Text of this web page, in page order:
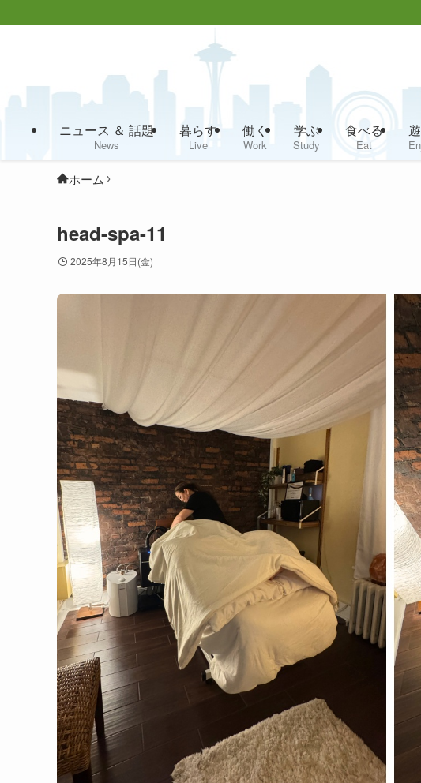
ニュース ＆ 話題
News
暮らす
Live
働く
Work
学ぶ
Study
食べる
Eat
ホーム
head-spa-11
2025年8月15日(金)